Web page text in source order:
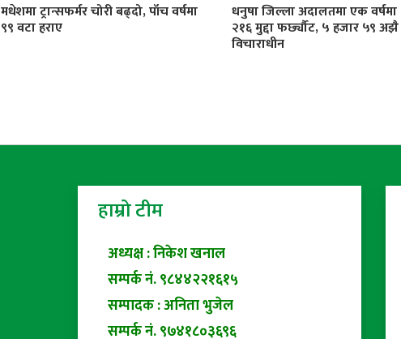
मधेशमा ट्रान्सफर्मर चोरी बढ्दो, पाँच वर्षमा
९९ वटा हराए
धनुषा जिल्ला अदालतमा एक
२१६ मुद्दा फर्छ्यौट, ५ हजार ५९ अझै
विचाराधीन
हाम्रो टीम
अध्यक्ष : निकेश खनाल
सम्पर्क नं. ९८४४२२१६१५
सम्पादक : अनिता भुजेल
सम्पर्क नं. ९७४१८०३६९६